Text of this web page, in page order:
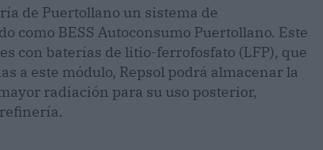
de Puertollano un sistema de
como BESS Autoconsumo Puertollano. Este
con baterías de litio-ferrofosfato (LFP), que
a este módulo, Repsol podrá almacenar la
radiación para su uso posterior,